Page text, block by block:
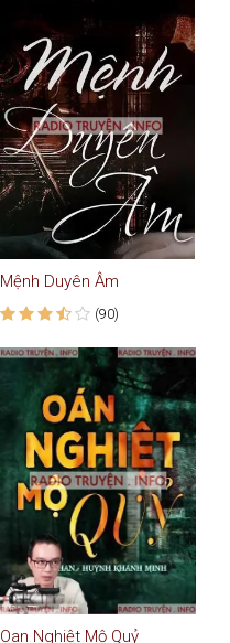
Mệnh Duyên Âm
(90)
Oan Nghiệt Mộ Quỷ